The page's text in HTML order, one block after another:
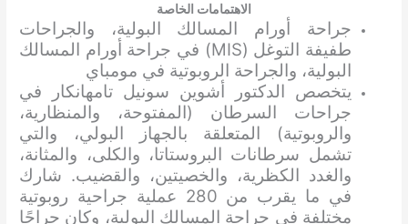
الاهتمامات الخاصة
جراحة أورام المسالك البولية، والجراحات
طفيفة التوغل (MIS) في جراحة أورام المسالك
البولية، والجراحة الروبوتية في مومباي
يتخصص الدكتور أشوين سونيل تامهانكار في
جراحات السرطان (المفتوحة، والمنظارية،
والروبوتية) المتعلقة بالجهاز البولي، والتي
تشمل سرطانات البروستاتا، والكلى، والمثانة،
والغدد الكظرية، والخصيتين، والقضيب. شارك
في ما يقرب من 280 عملية جراحية روبوتية
مختلفة في جراحة المسالك البولية، وكان جراحًا